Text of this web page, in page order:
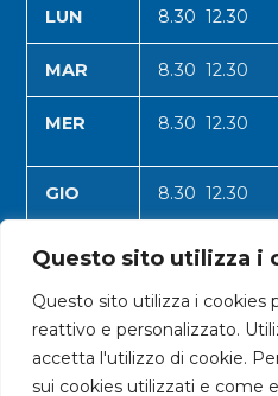
Questo sito utilizza i
Questo sito utilizza i cookies
reattivo e personalizzato.
accetta l'utilizzo di cookie.
sui cookies utilizzati e come
LUN 8.30 12.30
MAR 8.30 12.30
MER 8.30 12.30
GIO 8.30 12.30
VEN 8.30 12.30